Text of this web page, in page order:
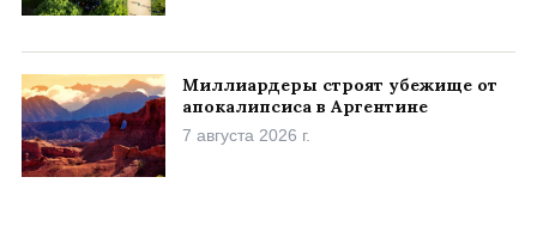
Миллиардеры строят убежище от
апокалипсиса в Аргентине
7 августа 2026 г.